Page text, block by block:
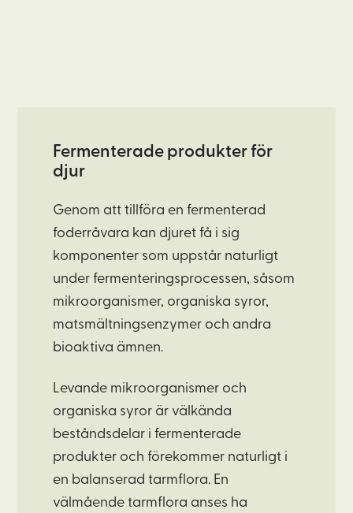
Fermenterade produkter för
djur
Genom att tillföra en fermenterad
foderråvara kan djuret få i sig
komponenter som uppstår naturligt
under fermenteringsprocessen, såsom
mikroorganismer, organiska syror,
matsmältningsenzymer och andra
bioaktiva ämnen.
Levande mikroorganismer och
organiska syror är välkända
beståndsdelar i fermenterade
produkter och förekommer naturligt i
en balanserad tarmflora. En
välmående tarmflora anses ha